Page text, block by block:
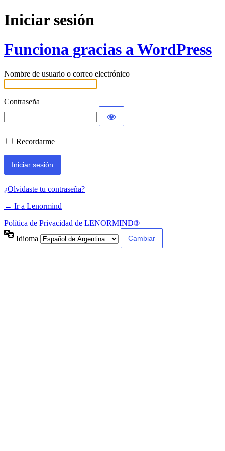
Iniciar sesión
Funciona gracias a WordPress
Nombre de usuario o correo electrónico
Contraseña
Recordarme
¿Olvidaste tu contraseña?
← Ir a Lenormind
Política de Privacidad de LENORMIND®
Idioma